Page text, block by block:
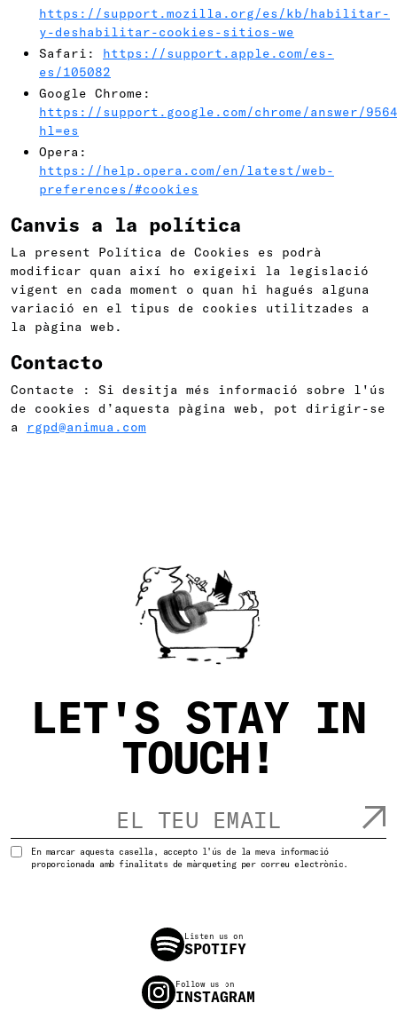
https://support.mozilla.org/es/kb/habilitar-
y-deshabilitar-cookies-sitios-we
Safari: https://support.apple.com/es-
es/105082
Google Chrome:
https://support.google.com/chrome/answer/
hl=es
Opera:
https://help.opera.com/en/latest/web-
preferences/#cookies
Canvis a la política
La present Política de Cookies es podrà
modificar quan així ho exigeixi la legislació
vigent en cada moment o quan hi hagués alguna
variació en el tipus de cookies utilitzades a
la pàgina web.
Contacto
Contacte : Si desitja més informació sobre l'ús
de cookies d’aquesta pàgina web, pot dirigir-se
a
rgpd@animua.com
LET'S STAY IN
TOUCH!
En marcar aquesta casella, accepto l'ús de la meva informació
proporcionada amb finalitats de màrqueting per correu electrònic.
Listen us on
SPOTIFY
Follow us on
INSTAGRAM